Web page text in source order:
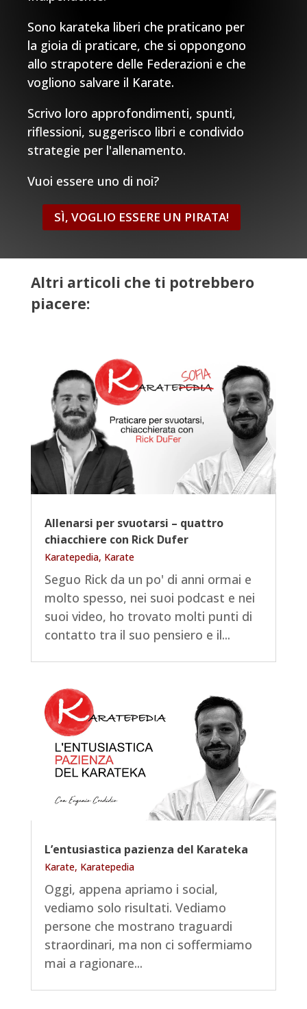
Sono karateka liberi che praticano per
la gioia di praticare, che si oppongono
allo strapotere delle Federazioni e che
vogliono salvare il Karate.
Scrivo loro approfondimenti, spunti,
riflessioni, suggerisco libri e condivido
strategie per l'allenamento.
Vuoi essere uno di noi?
SÌ, VOGLIO ESSERE UN PIRATA!
Altri articoli che ti potrebbero
piacere:
Allenarsi per svuotarsi – quattro
chiacchiere con Rick Dufer
Karatepedia, Karate
Seguo Rick da un po' di anni ormai e
molto spesso, nei suoi podcast e nei
suoi video, ho trovato molti punti di
contatto tra il suo pensiero e il...
L’entusiastica pazienza del Karateka
Karate, Karatepedia
Oggi, appena apriamo i social,
vediamo solo risultati. Vediamo
persone che mostrano traguardi
straordinari, ma non ci soffermiamo
mai a ragionare...